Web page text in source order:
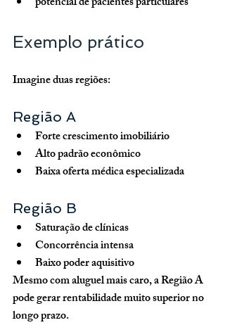
Exemplo prático
Imagine duas regiões:
Região A
Forte crescimento imobiliário
Alto padrão econômico
Baixa oferta médica especializada
Região B
Saturação de clínicas
Concorrência intensa
Baixo poder aquisitivo
Mesmo com aluguel mais caro, a Região A
pode gerar rentabilidade muito superior no
longo prazo.